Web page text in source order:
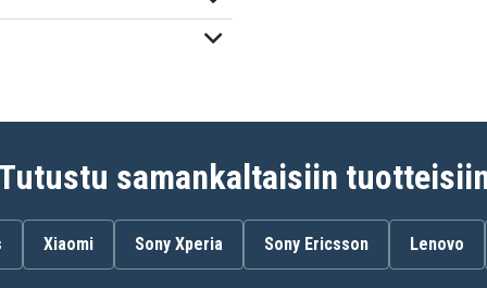
Samsung Diva Diamond
Samsung E2652W
samankaltaisiin
Xiaomi Sony Xperia Sony Ericsson Lenovo